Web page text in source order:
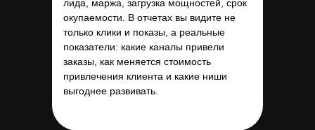
лида, маржа, загрузка мощностей, срок
окупаемости. В отчетах вы видите не
только клики и показы, а реальные
показатели: какие каналы привели
заказы, как меняется стоимость
привлечения клиента и какие ниши
выгоднее развивать.